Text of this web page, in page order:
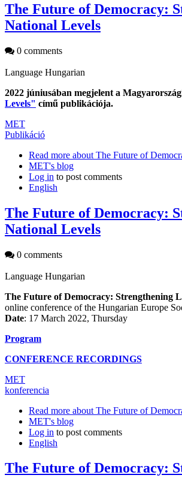
The Future of Democracy:
National Levels
0 comments
Language Hungarian
2022 júniusában megjelent a
Levels" című publikációja.
MET
Publikáció
Read more about The Future of
MET's blog
Log in to post comments
English
The Future of Democracy:
National Levels
0 comments
Language Hungarian
The Future of Democracy: Strengthening
online conference of the Hungarian Europe
Date: 17 March 2022, Thursday
Program
CONFERENCE RECORDINGS
MET
konferencia
Read more about The Future of
MET's blog
Log in to post comments
English
The Future of Democracy: